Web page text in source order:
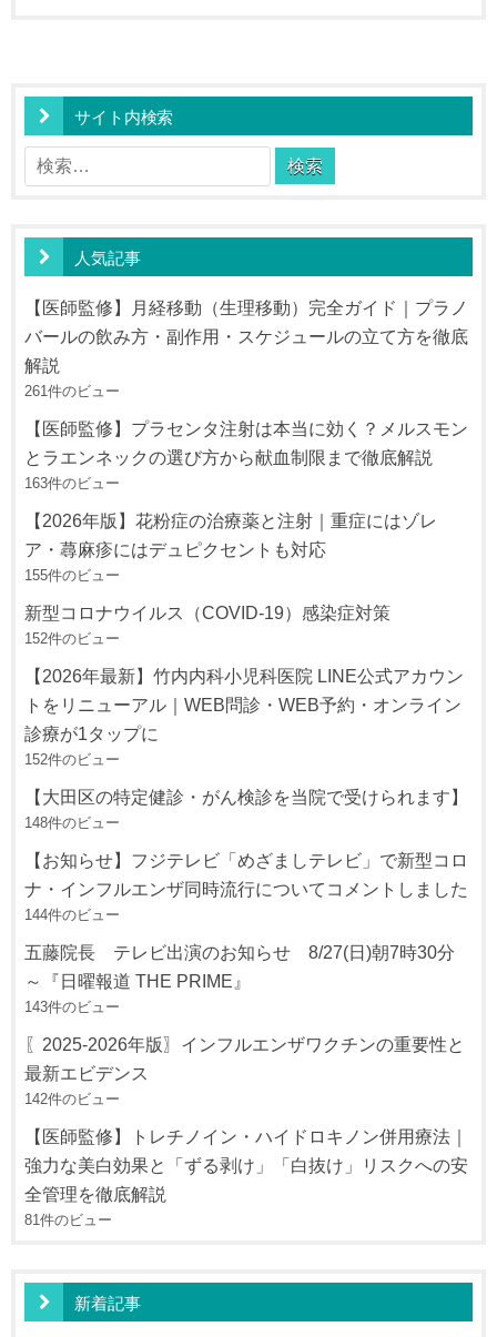
サイト内検索
検
索:
人気記事
【医師監修】月経移動（生理移動）完全ガイド｜プラノ
バールの飲み方・副作用・スケジュールの立て方を徹底
解説
261件のビュー
【医師監修】プラセンタ注射は本当に効く？メルスモン
とラエンネックの選び方から献血制限まで徹底解説
163件のビュー
【2026年版】花粉症の治療薬と注射｜重症にはゾレ
ア・蕁麻疹にはデュピクセントも対応
155件のビュー
新型コロナウイルス（COVID-19）感染症対策
152件のビュー
【2026年最新】竹内内科小児科医院 LINE公式アカウン
トをリニューアル｜WEB問診・WEB予約・オンライン
診療が1タップに
152件のビュー
【大田区の特定健診・がん検診を当院で受けられます】
148件のビュー
【お知らせ】フジテレビ「めざましテレビ」で新型コロ
ナ・インフルエンザ同時流行についてコメントしました
144件のビュー
五藤院長 テレビ出演のお知らせ 8/27(日)朝7時30分
～『日曜報道 THE PRIME』
143件のビュー
〖2025-2026年版〗インフルエンザワクチンの重要性と
最新エビデンス
142件のビュー
【医師監修】トレチノイン・ハイドロキノン併用療法｜
強力な美白効果と「ずる剥け」「白抜け」リスクへの安
全管理を徹底解説
81件のビュー
新着記事